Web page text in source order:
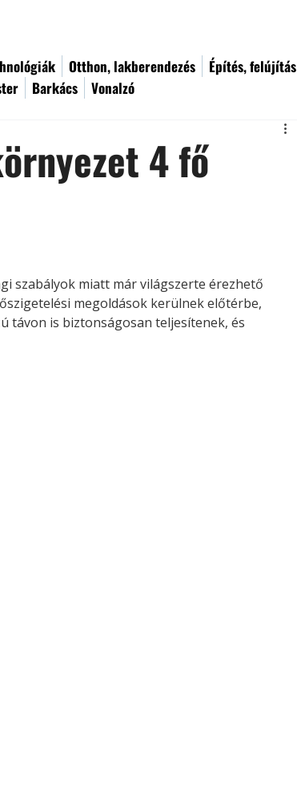
Otthon, lakberendezés Építés, felújítás
Barkács Vonalzó
4 fő
szabályok miatt már világszerte érezhető
megoldások kerülnek előtérbe,
távon is biztonságosan teljesítenek, és